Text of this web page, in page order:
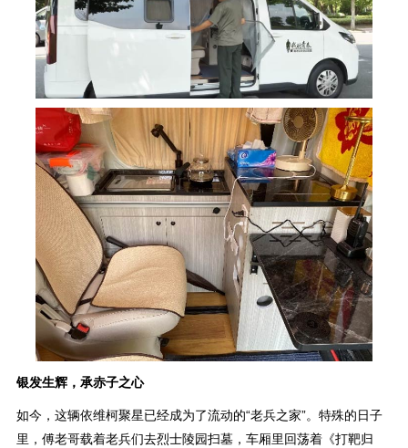
银发生辉，承赤子之心
如今，这辆依维柯聚星已经成为了流动的“老兵之家”。特殊的日子
里，傅老哥载着老兵们去烈士陵园扫墓，车厢里回荡着《打靶归